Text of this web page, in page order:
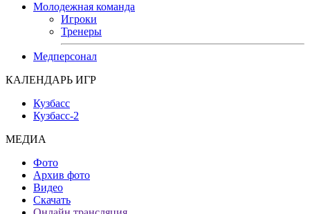
Молодежная команда
Игроки
Тренеры
Медперсонал
КАЛЕНДАРЬ ИГР
Кузбасс
Кузбасс-2
МЕДИА
Фото
Архив фото
Видео
Скачать